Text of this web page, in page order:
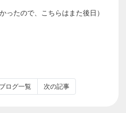
ったので、こちらはまた後日）
ブログ一覧 次の記事